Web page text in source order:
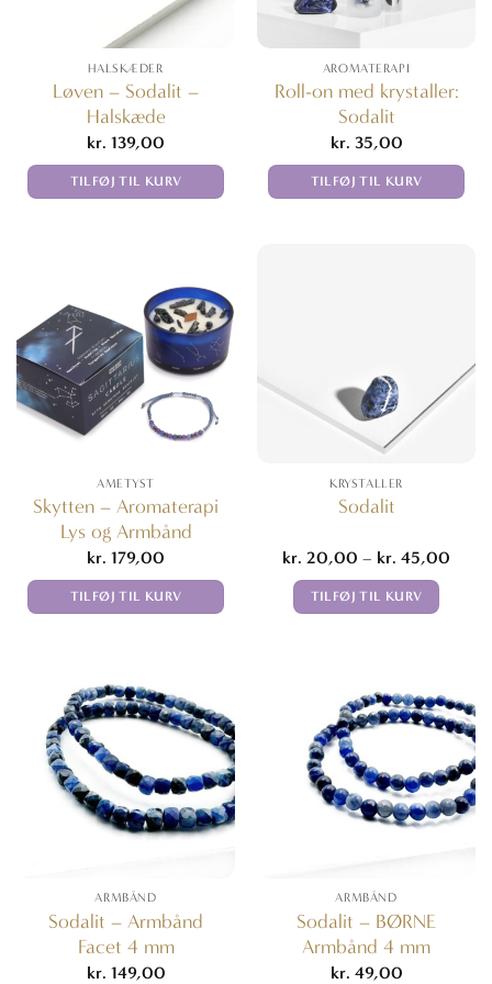
HALSKÆDER
Løven – Sodalit –
Halskæde
kr. 139,00
TILFØJ TIL KURV
AROMATERAPI
Roll-on med krystaller:
Sodalit
kr. 35,00
TILFØJ TIL KURV
AMETYST
Skytten – Aromaterapi
Lys og Armbånd
kr. 179,00
TILFØJ TIL KURV
KRYSTALLER
Sodalit
kr. 20,00 – kr. 45,00
TILFØJ TIL KURV
flere
varianter.
Mulighederne
kan
vælges
ARMBÅND
Sodalit – Armbånd
Facet 4 mm
kr. 149,00
ARMBÅND
Sodalit – BØRNE
Armbånd 4 mm
kr. 49,00